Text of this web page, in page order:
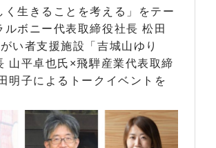
く生きることを考える」をテー
ルボニー代表取締役社長 松田
い者支援施設「吉城山ゆり
山平卓也氏×飛騨産業代表取締
明子によるトークイベントを